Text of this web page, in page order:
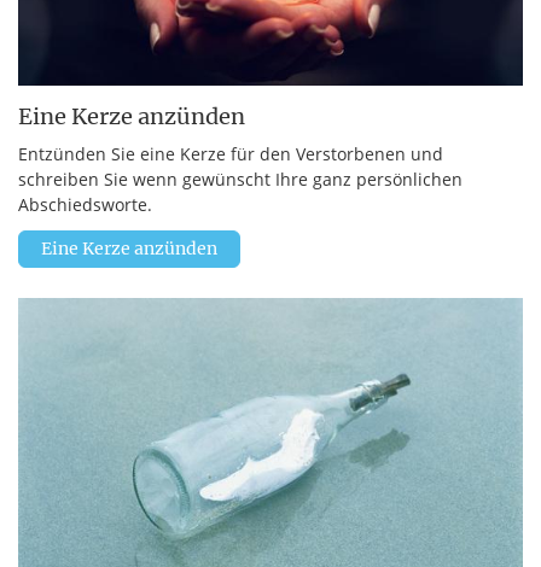
Eine Kerze anzünden
Entzünden Sie eine Kerze für den Verstorbenen und
schreiben Sie wenn gewünscht Ihre ganz persönlichen
Abschiedsworte.
Eine Kerze anzünden